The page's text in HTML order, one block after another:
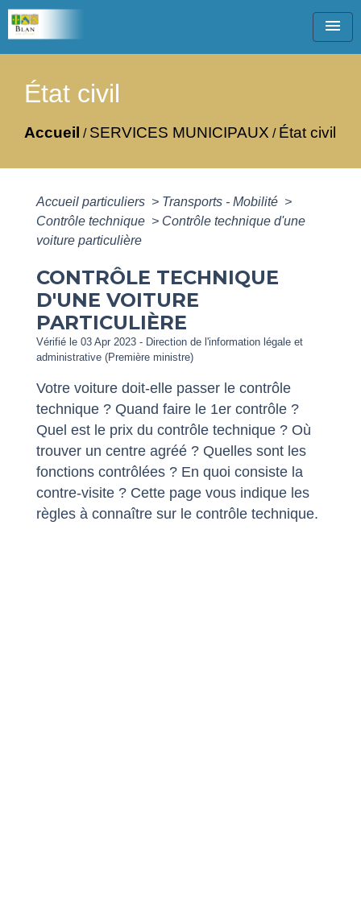
menu
État civil
Accueil / SERVICES MUNICIPAUX / État civil
Accueil particuliers > Transports - Mobilité >
Contrôle technique > Contrôle technique d'une
voiture particulière
CONTRÔLE TECHNIQUE
D'UNE VOITURE
PARTICULIÈRE
Vérifié le 03 Apr 2023 - Direction de l'information légale et
administrative (Première ministre)
Votre voiture doit-elle passer le contrôle
technique ? Quand faire le 1er contrôle ?
Quel est le prix du contrôle technique ? Où
trouver un centre agréé ? Quelles sont les
fonctions contrôlées ? En quoi consiste la
contre-visite ? Cette page vous indique les
règles à connaître sur le contrôle technique.